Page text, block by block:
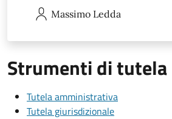
Massimo Ledda
Strumenti di tutela
Tutela amministrativa
Tutela giurisdizionale